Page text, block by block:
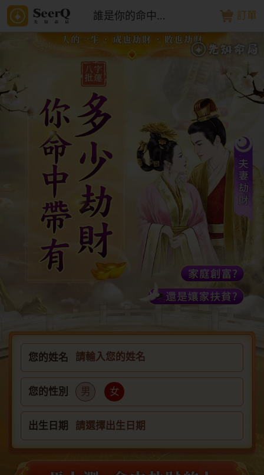
誰是你的命中劫財 訂單
您的姓名
您的性別 男 女
出生日期 請選擇出生日期